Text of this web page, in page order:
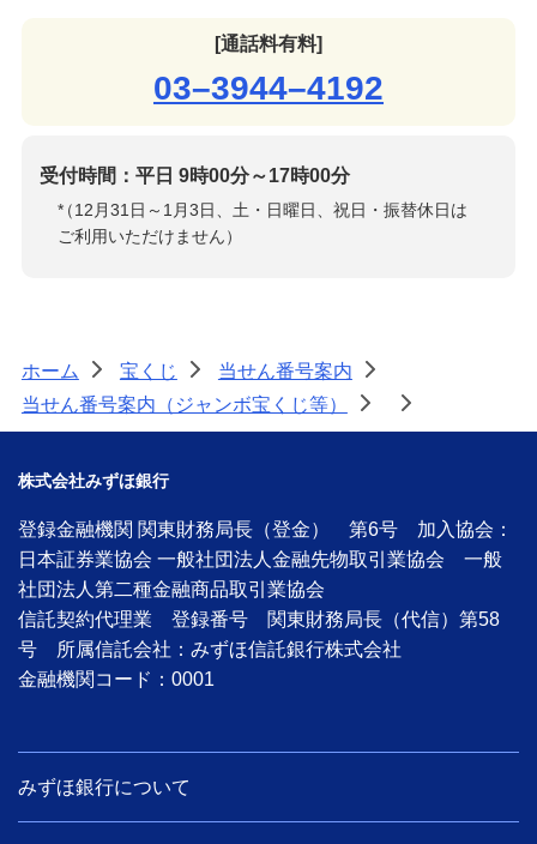
[通話料有料]
03–3944–4192
受付時間：平日 9時00分～17時00分
*
（12月31日～1月3日、土・日曜日、祝日・振替休日は
ご利用いただけません）
ホーム > 宝くじ > 当せん番号案内
>
当せん番号案内（ジャンボ宝くじ等）
> >
株式会社みずほ銀行
登録金融機関 関東財務局長（登金） 第6号 加入協会：
日本証券業協会 一般社団法人金融先物取引業協会 一般
社団法人第二種金融商品取引業協会
信託契約代理業 登録番号 関東財務局長（代信）第58
号 所属信託会社：みずほ信託銀行株式会社
金融機関コード：0001
みずほ銀行について